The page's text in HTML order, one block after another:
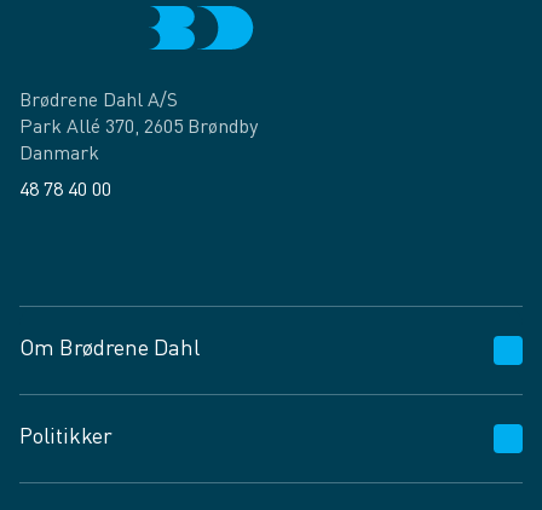
Brødrene Dahl A/S
Park Allé 370, 2605 Brøndby
Danmark
48 78 40 00
Om Brødrene Dahl
Vagttelefon 30 10 89 89
Spørgsmål og svar
Politikker